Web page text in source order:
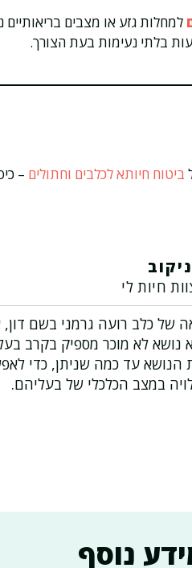
למחלות גזע או מצבים בריאותיים
בלתי נעימות בעת הצורך.
ביטוח חיותא לכלבים וחתולים
חיות לי
של כלב רועה גרמני בשם
נושא לא מוכר מספיק בקרב
הנושא עד כמה שניתן, כדי
במצב הכלכלי של בעליהם.
נוסף